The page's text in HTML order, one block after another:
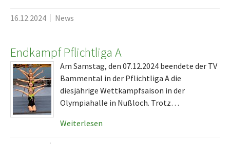
16.12.2024 News
Endkampf Pflichtliga A
Am Samstag, den 07.12.2024 beendete der TV
Bammental in der Pflichtliga A die
diesjährige Wettkampfsaison in der
Olympiahalle in Nußloch. Trotz…
Weiterlesen